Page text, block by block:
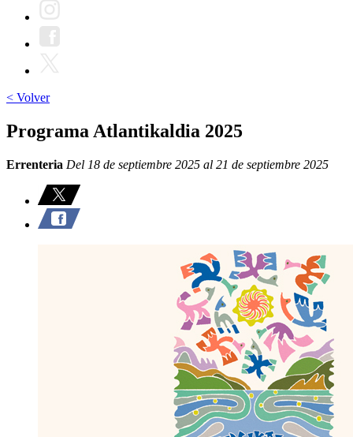
< Volver
Programa Atlantikaldia 2025
Errenteria Del 18 de septiembre 2025 al 21 de septiembre 2025